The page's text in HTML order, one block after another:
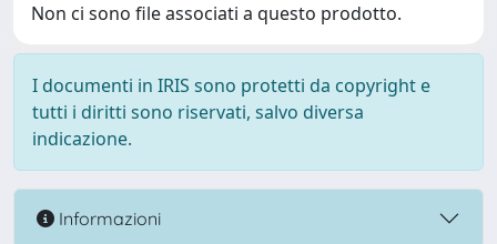
Non ci sono file associati a questo prodotto.
I documenti in IRIS sono protetti da copyright e
tutti i diritti sono riservati, salvo diversa
indicazione.
Informazioni